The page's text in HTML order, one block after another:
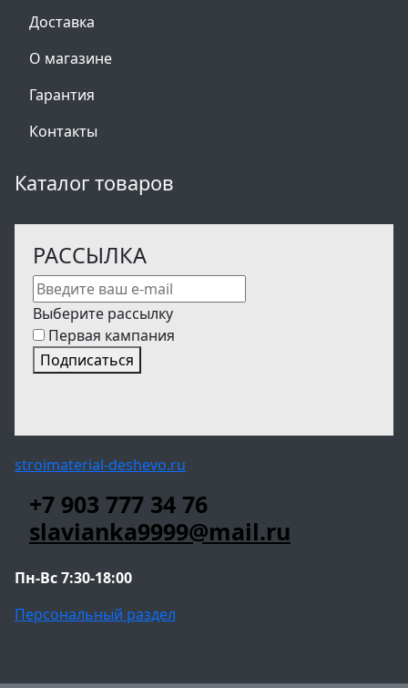
Доставка
О магазине
Гарантия
Контакты
Каталог товаров
РАССЫЛКА
Выберите рассылку
Первая кампания
Подписаться
stroimaterial-deshevo.ru
+7 903 777 34 76
slavianka9999@mail.ru
Пн-Вс 7:30-18:00
Персональный раздел